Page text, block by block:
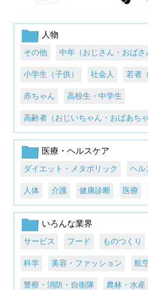
人物
その他 中年（おじさん・おばさ
小学生（子供） 社会人 若者
赤ちゃん 高校生・中学生
高齢者（おじいちゃん・おばあちゃ
医療・ヘルスケア
ダイエット・メタボリック ヘル
人体 介護 健康診断 医療
いろんな業界
サービス フード ものつくり
科学 美容・ファッション 航
警察・消防・自衛隊 農林・水産